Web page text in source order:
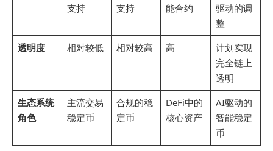
支持
支持
能合约
驱动的调
整
透明度
相对较低 相对较高 高
计划实现
完全链上
透明
生态系统
角色
主流交易
稳定币
合规的稳
定币
DeFi中的
核心资产
AI驱动的
智能稳定
币